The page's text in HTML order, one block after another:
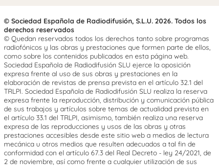
© Sociedad Española de Radiodifusión, S.L.U. 2026. Todos los
derechos reservados
© Quedan reservados todos los derechos tanto sobre programas
radiofónicos y las obras y prestaciones que formen parte de ellos,
como sobre los contenidos publicados en esta página web.
Sociedad Española de Radiodifusión SLU ejerce la oposición
expresa frente al uso de sus obras y prestaciones en la
elaboración de revistas de prensa prevista en el artículo 32.1 del
TRLPI. Sociedad Española de Radiodifusión SLU realiza la reserva
expresa frente la reproducción, distribución y comunicación pública
de sus trabajos y artículos sobre temas de actualidad prevista en
el artículo 33.1 del TRLPI, asimismo, también realiza una reserva
expresa de las reproducciones y usos de las obras y otras
prestaciones accesibles desde este sitio web a medios de lectura
mecánica u otros medios que resulten adecuados a tal fin de
conformidad con el artículo 67.3 del Real Decreto - ley 24/2021, de
2 de noviembre, así como frente a cualquier utilización de sus